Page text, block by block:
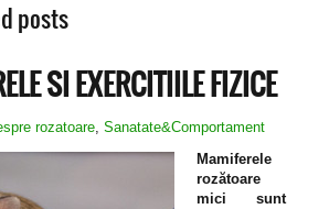
posts
SI EXERCITIILE FIZICE
rozatoare, Sanatate&Comportament
Mamiferele
rozătoare
mici sunt